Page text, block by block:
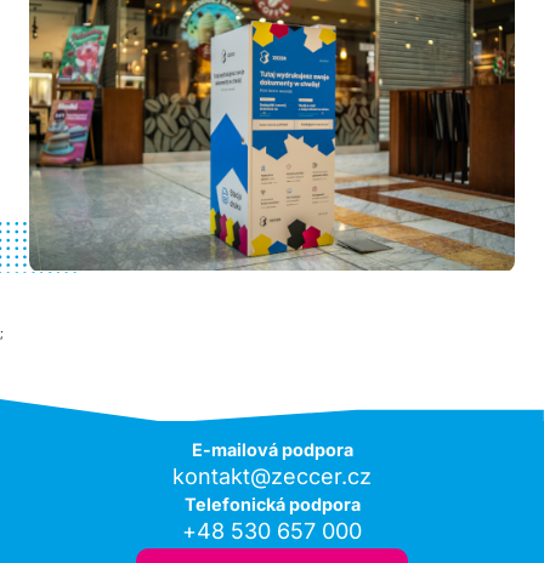
;
E-mailová podpora
kontakt@zeccer.cz
Telefonická podpora
+48 530 657 000